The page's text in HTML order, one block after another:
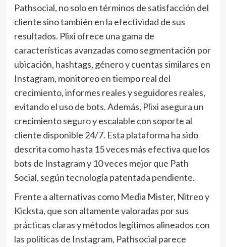
Pathsocial, no solo en términos de satisfacción del
cliente sino también en la efectividad de sus
resultados. Plixi ofrece una gama de
características avanzadas como segmentación por
ubicación, hashtags, género y cuentas similares en
Instagram, monitoreo en tiempo real del
crecimiento, informes reales y seguidores reales,
evitando el uso de bots. Además, Plixi asegura un
crecimiento seguro y escalable con soporte al
cliente disponible 24/7. Esta plataforma ha sido
descrita como hasta 15 veces más efectiva que los
bots de Instagram y 10 veces mejor que Path
Social, según tecnología patentada pendiente.
Frente a alternativas como Media Mister, Nitreo y
Kicksta, que son altamente valoradas por sus
prácticas claras y métodos legítimos alineados con
las políticas de Instagram, Pathsocial parece